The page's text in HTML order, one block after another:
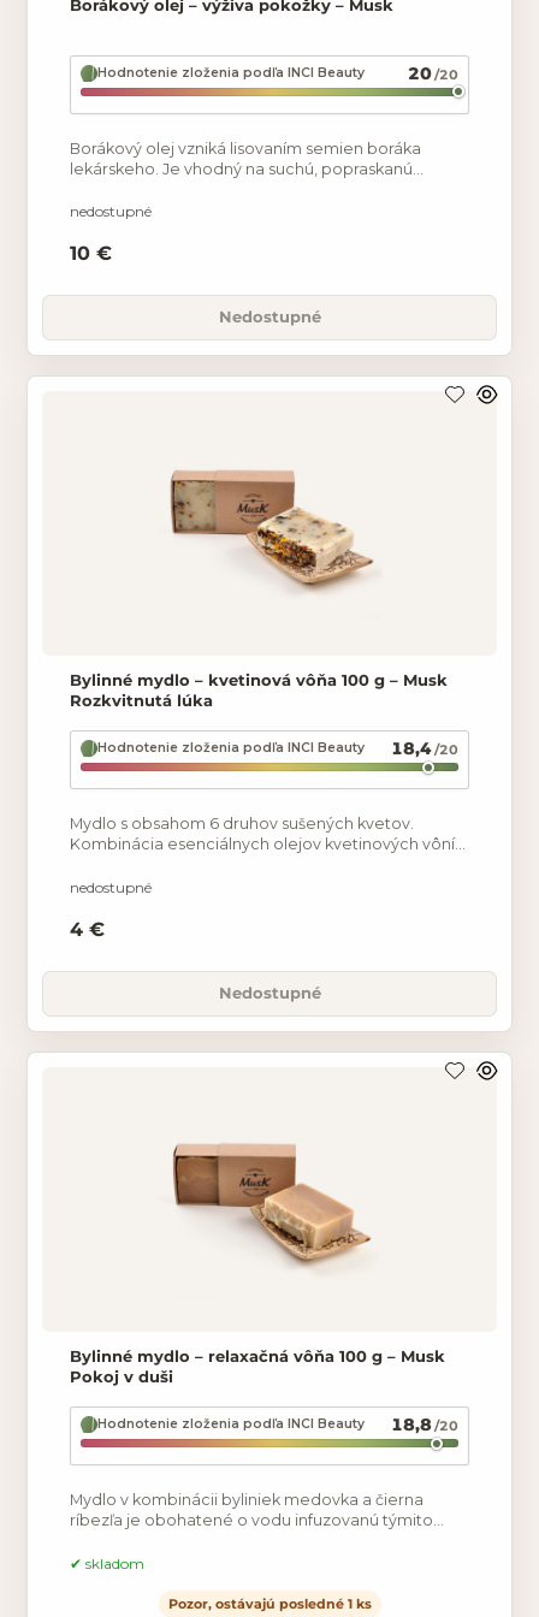
Borákový olej – výživa pokožky – Musk
Hodnotenie zloženia podľa INCI Beauty 20/20
Borákový olej vzniká lisovaním semien boráka
lekárskeho. Je vhodný na suchú, popraskanú
zmierňuje alergie.
nedostupné
10 €
Nedostupné
Bylinné mydlo – kvetinová vôňa 100 g – Musk
Rozkvitnutá lúka
Hodnotenie zloženia podľa INCI Beauty 18,4/20
Mydlo s obsahom 6 druhov sušených kvetov.
Kombinácia esenciálnych olejov kvetinových vôní
kvetinová s jemným
nedostupné
4 €
Nedostupné
Bylinné mydlo – relaxačná vôňa 100 g – Musk
Pokoj v duši
Hodnotenie zloženia podľa INCI Beauty 18,8/20
Mydlo v kombinácii byliniek medovka a čierna
ríbezľa je obohatené o vodu infuzovanú týmito
má preto príjemnú
skladom
Pozor, ostávajú posledné 1 ks